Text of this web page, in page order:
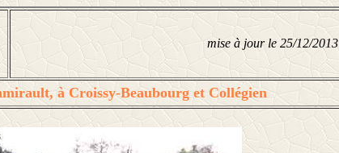
mise à jour le 25/12/2013
à Croissy-Beaubourg et Collégien